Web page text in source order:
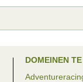
DOMEINEN